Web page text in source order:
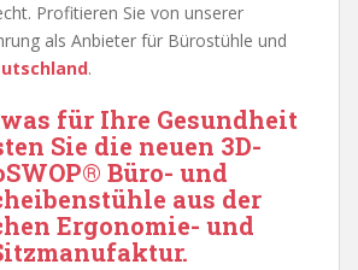
Profitieren Sie von unserer
als Anbieter für Bürostühle und
.
für Ihre Gesundheit
Sie die neuen 3D-
Büro- und
aus der
Ergonomie- und